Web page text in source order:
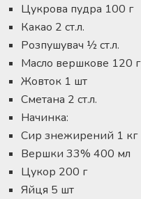
Цукрова пудра 100 г
Какао 2 ст.л.
Розпушувач ½ ст.л.
Масло вершкове 120 г
Жовток 1 шт
Сметана 2 ст.л.
Начинка:
Сир знежирений 1 кг
Вершки 33% 400 мл
Цукор 200 г
Яйця 5 шт